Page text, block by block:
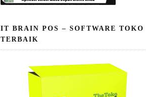
IT BRAIN POS – SOFTWARE TOKO
TERBAIK